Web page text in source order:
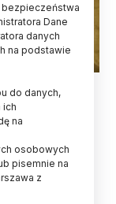
(1868-
Medal
w Płocku
r.
bezpieczeństwa
Dane
danych
na podstawie
do danych,
ich
na
osobowych
pisemnie na
z